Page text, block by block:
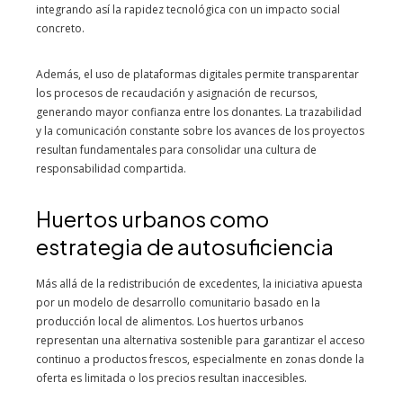
integrando así la rapidez tecnológica con un impacto social
concreto.
Además, el uso de plataformas digitales permite transparentar
los procesos de recaudación y asignación de recursos,
generando mayor confianza entre los donantes. La trazabilidad
y la comunicación constante sobre los avances de los proyectos
resultan fundamentales para consolidar una cultura de
responsabilidad compartida.
Huertos urbanos como
estrategia de autosuficiencia
Más allá de la redistribución de excedentes, la iniciativa apuesta
por un modelo de desarrollo comunitario basado en la
producción local de alimentos. Los huertos urbanos
representan una alternativa sostenible para garantizar el acceso
continuo a productos frescos, especialmente en zonas donde la
oferta es limitada o los precios resultan inaccesibles.